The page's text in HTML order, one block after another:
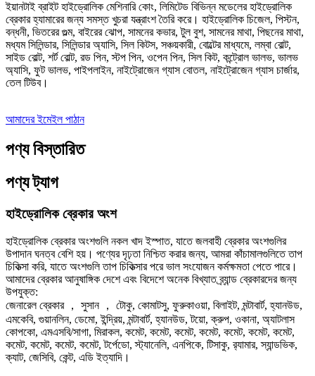
ইয়ানটাই ব্রাইট হাইড্রোলিক মেশিনারি কোং, লিমিটেড বিভিন্ন মডেলের হাইড্রোলিক
ব্রেকার হ্যামারের জন্য সমস্ত খুচরা যন্ত্রাংশ তৈরি করে। হাইড্রোলিক চিজেল, পিস্টন,
বন্ধনী, ভিতরের গুল্ম, বাইরের ঝোপ, সামনের কভার, টুল বুশ, সামনের মাথা, পিছনের মাথা,
মধ্যম সিলিন্ডার, সিলিন্ডার অ্যাসি, সিল কিটস, সঞ্চয়কারী, বোল্টের মাধ্যমে, লম্বা বোল্ট,
সাইড বোল্ট, শর্ট বোল্ট, রড পিন, স্টপ পিন, ওপেন পিন, সিল কিট, কন্ট্রোল ভালভ, ভালভ
অ্যাসি, ফুট ভালভ, পাইপলাইন, নাইট্রোজেন গ্যাস বোতল, নাইট্রোজেন গ্যাস চার্জার,
তেল টিউব।
আমাদের ইমেইল পাঠান
পণ্য বিস্তারিত
পণ্য ট্যাগ
হাইড্রোলিক ব্রেকার অংশ
হাইড্রোলিক ব্রেকার অংশগুলি নকল খাদ ইস্পাত, যাতে জলবাহী ব্রেকার অংশগুলির
উপাদান ঘনত্ব বেশি হয়। পণ্যের দৃঢ়তা নিশ্চিত করার জন্য, আমরা কাঁচামালগুলিতে তাপ
চিকিত্সা করি, যাতে অংশগুলি তাপ চিকিত্সার পরে ভাল সংযোজন কর্মক্ষমতা পেতে পারে।
আমাদের ব্রেকার আনুষাঙ্গিক দেশে এবং বিদেশে অনেক বিখ্যাত ব্র্যান্ড ব্রেকারদের জন্য
উপযুক্ত:
জেনারেল ব্রেকার ， সুসান ， টোকু, কোমাটসু, ফুরুকাওয়া, বিলাইট, মন্টাবার্ট, হ্যানউড,
এমকেবি, গুয়ানলিন, ডেমো, ইন্দ্রিয়, মন্টাবার্ট, হ্যানউড, টয়ো, ক্রুপ, ওকানা, অ্যাটলাস
কোপকো, এমএসবি/সাগা, মিরাকল, কমেট, কমেট, কমেট, কমেট, কমেট, কমেট, কমেট,
কমেট, কমেট, কমেট, কমেট, টর্পেডো, স্ট্যানেলি, এনপিকে, টিসাকু, র‌্যামার, স্যান্ডভিক,
ক্যাট, জেসিবি, কেন্ট, এডি ইত্যাদি।